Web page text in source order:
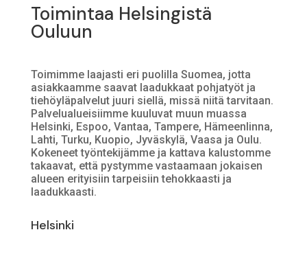
Toimintaa Helsingistä
Ouluun
Toimimme laajasti eri puolilla Suomea, jotta
asiakkaamme saavat laadukkaat pohjatyöt ja
tiehöyläpalvelut juuri siellä, missä niitä tarvitaan.
Palvelualueisiimme kuuluvat muun muassa
Helsinki, Espoo, Vantaa, Tampere, Hämeenlinna,
Lahti, Turku, Kuopio, Jyväskylä, Vaasa ja Oulu.
Kokeneet työntekijämme ja kattava kalustomme
takaavat, että pystymme vastaamaan jokaisen
alueen erityisiin tarpeisiin tehokkaasti ja
laadukkaasti.
Helsinki